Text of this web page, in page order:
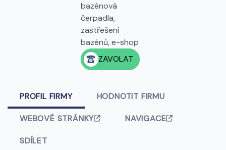
bazénová
čerpadla,
zastřešení
bazénů, e-shop
ZAVOLAT
PROFIL FIRMY HODNOTIT FIRMU
WEBOVÉ STRÁNKY NAVIGACE
SDÍLET